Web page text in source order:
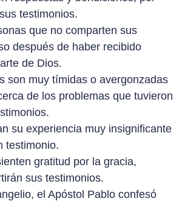
testimonios.
que no comparten sus
después de haber recibido
de Dios.
son muy tímidas o avergonzadas
de los problemas que tuvieron
su experiencia muy insignificante
testimonio.
gratitud por la gracia,
sus testimonios.
el Apóstol Pablo confesó